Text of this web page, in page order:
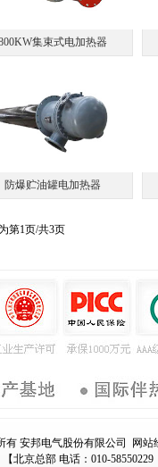
集束式电加热器
防爆贮油罐电加热器
第1页/共3页
有 安邦电气股份有限公司 网站
北京总部 电话：010-